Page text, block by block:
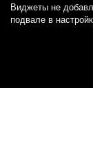
Виджеты не
подвале в